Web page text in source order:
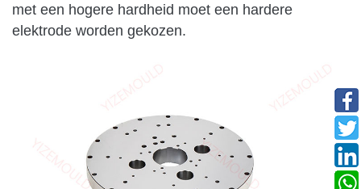
met een hogere hardheid moet een hardere
elektrode worden gekozen.